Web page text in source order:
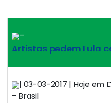
–
Artistas pedem Lula
| 03-03-2017 | Hoje em
– Brasil